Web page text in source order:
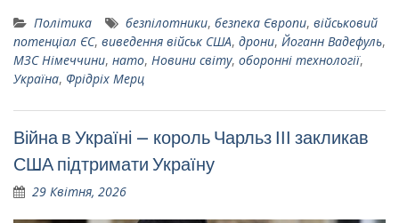
Політика безпілотники, безпека Європи, військовий
потенціал ЄС, виведення військ США, дрони, Йоганн Вадефуль,
МЗС Німеччини, нато, Новини світу, оборонні технології,
Україна, Фрідріх Мерц
Війна в Україні – король Чарльз ІІІ закликав
США підтримати Україну
29 Квітня, 2026